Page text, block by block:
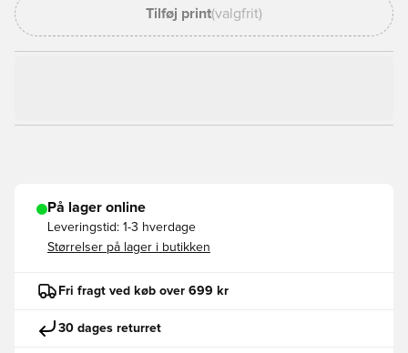
Tilføj print(valgfrit)
På lager online
Leveringstid: 1-3 hverdage
Størrelser på lager i butikken
Fri fragt ved køb over 699 kr
30 dages returret